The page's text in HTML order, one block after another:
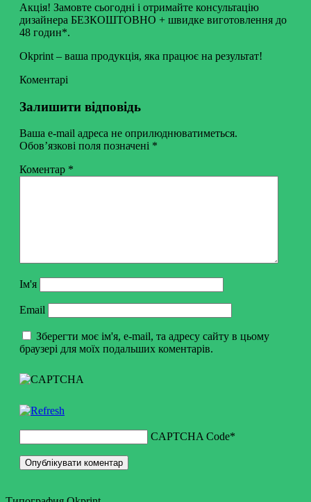
Акція! Замовте сьогодні і отримайте консультацію
дизайнера БЕЗКОШТОВНО + швидке виготовлення до
48 годин*.
Okprint – ваша продукція, яка працює на результат!
Коментарі
Залишити відповідь
Ваша e-mail адреса не оприлюднюватиметься.
Обов’язкові поля позначені *
Коментар *
Ім'я
Email
Зберегти моє ім'я, e-mail, та адресу сайту в цьому
браузері для моїх подальших коментарів.
CAPTCHA Code*